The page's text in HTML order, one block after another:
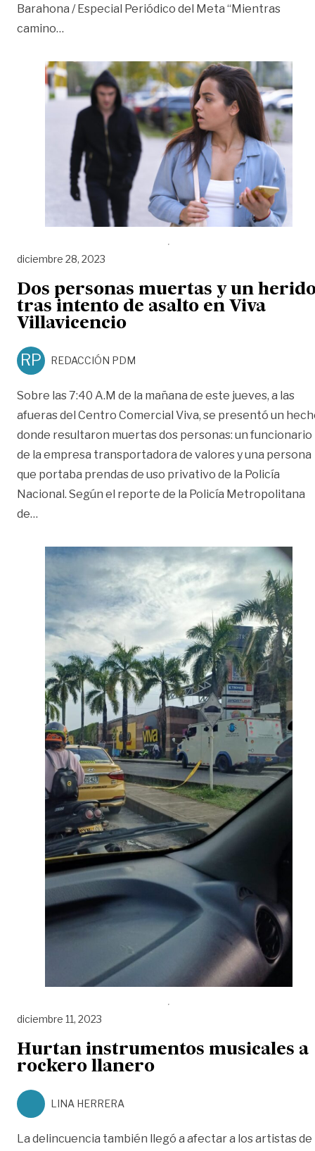
Barahona / Especial Periódico del Meta “Mientras
camino…
diciembre 28, 2023
Dos personas muertas y un
tras intento de asalto en Viva
Villavicencio
RP REDACCIÓN PDM
Sobre las 7:40 A.M de la mañana de este jueves, a las
afueras del Centro Comercial Viva, se presentó un
donde resultaron muertas dos personas: un funcionario
de la empresa transportadora de valores y una persona
que portaba prendas de uso privativo de la Policía
Nacional. Según el reporte de la Policía Metropolitana
de…
diciembre 11, 2023
Hurtan instrumentos musicales a
rockero llanero
LINA HERRERA
La delincuencia también llegó a afectar a los artistas de